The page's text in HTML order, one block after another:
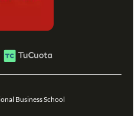
Business School